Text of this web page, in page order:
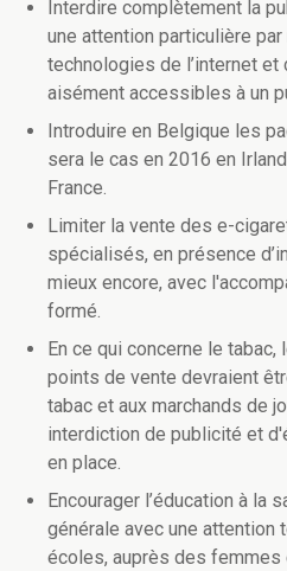
Interdire complètement la
une attention particulière
technologies de l’internet
aisément accessibles à un
Introduire en Belgique les
sera le cas en 2016 en
France.
Limiter la vente des e-
spécialisés, en présence
mieux encore, avec
formé.
En ce qui concerne le
points de vente devraient
tabac et aux marchands de
interdiction de publicité et
en place.
Encourager l’éducation à la
générale avec une attention
écoles, auprès des